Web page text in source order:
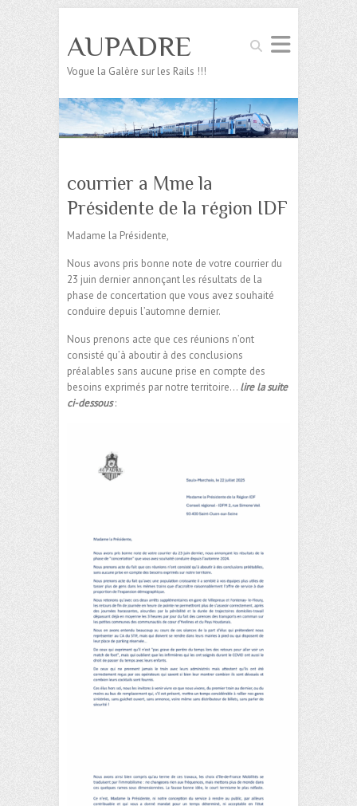
Search
AUPADRE
Vogue la Galère sur les Rails !!!
courrier a Mme la
Présidente de la région IDF
Madame la Présidente,
Nous avons pris bonne note de votre courrier du
23 juin dernier annonçant les résultats de la
phase de concertation que vous avez souhaité
conduire depuis l’automne dernier.
Nous prenons acte que ces réunions n’ont
consisté qu’à aboutir à des conclusions
préalables sans aucune prise en compte des
besoins exprimés par notre territoire… lire la suite
ci-dessous: